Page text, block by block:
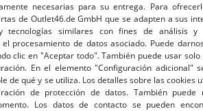
necesarias para su entrega. Para
de Outlet46.de GmbH que se adapten a sus
tecnologías similares con fines de análisis y
procesamiento de datos asociado. Puede
clic en "Aceptar todo". También puede usar solo
En el elemento "Configuración adicional"
de qué y se utiliza. Los detalles sobre las cookies
de protección de datos. También puede
Los datos de contacto se pueden